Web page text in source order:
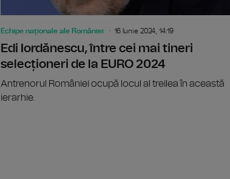
Echipe naționale ale României 16 Iunie 2024, 14:19
Edi Iordănescu, între cei mai tineri
selecționeri de la EURO 2024
Antrenorul României ocupă locul al treilea în această
ierarhie.